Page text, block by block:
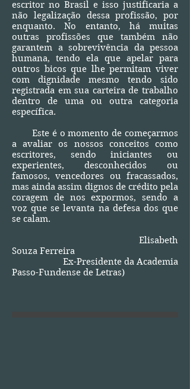
escritor no Brasil e isso justificaria a
não legalização dessa profissão, por
enquanto. No entanto, há muitas
outras profissões que também não
garantem a sobrevivência da pessoa
humana, tendo ela que apelar para
outros bicos que lhe permitam viver
com dignidade mesmo tendo sido
registrada em sua carteira de trabalho
dentro de uma ou outra categoria
específica.
Este é o momento de começarmos
a avaliar os nossos conceitos como
escritores, sendo iniciantes ou
experientes, desconhecidos ou
famosos, vencedores ou fracassados,
mas ainda assim dignos de crédito pela
coragem de nos expormos, sendo a
voz que se levanta na defesa dos que
se calam.
Elisabeth
Souza Ferreira
Ex-Presidente da Academia
Passo-Fundense de Letras)